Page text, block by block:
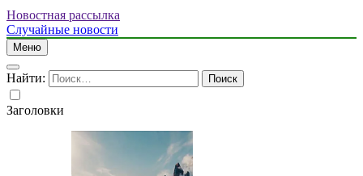
Новостная рассылка
Случайные новости
Меню
Найти:
Заголовки